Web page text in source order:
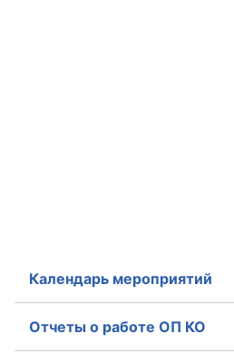
Календарь мероприятий
Отчеты о работе ОП КО